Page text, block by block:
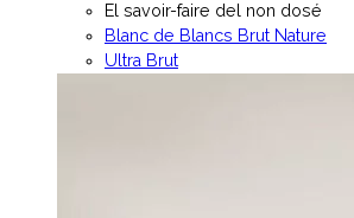
El savoir-faire del non dosé
Blanc de Blancs Brut Nature
Ultra Brut